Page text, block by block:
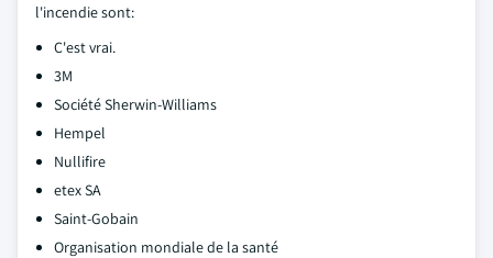
l'incendie sont:
C'est vrai.
3M
Société Sherwin-Williams
Hempel
Nullifire
etex SA
Saint-Gobain
Organisation mondiale de la santé